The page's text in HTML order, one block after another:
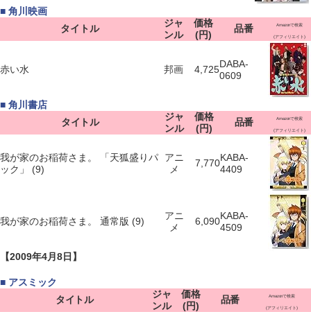
■ 角川映画
タイトル
ジャ
ンル
価格
(円)
品番 Amazonで検索
(アフィリエイト)
赤い水 邦画 4,725DABA-
0609
■ 角川書店
タイトル
ジャ
ンル
価格
(円)
品番 Amazonで検索
(アフィリエイト)
我が家のお稲荷さま。 「天狐盛りパ
ック」 (9)
アニ
メ
7,770KABA-
4409
我が家のお稲荷さま。 通常版 (9)
アニ
メ
6,090KABA-
4509
【2009年4月8日】
■ アスミック
タイトル
ジャ
ンル
価格
(円)
品番 Amazonで検索
(アフィリエイト)